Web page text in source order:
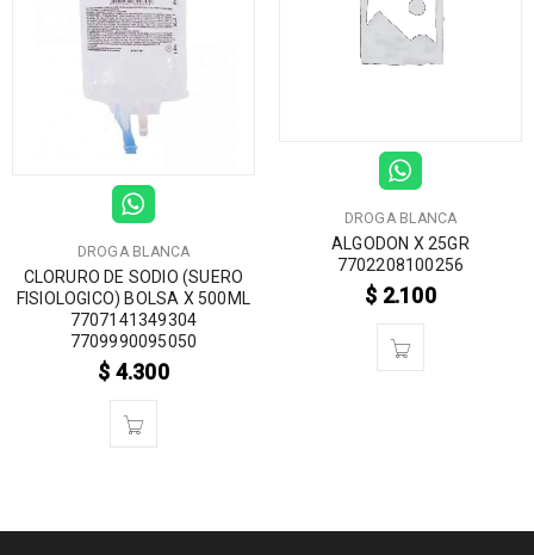
DROGA BLANCA
CLORURO DE SODIO (SUERO
FISIOLOGICO) BOLSA X 500ML
7707141349304
7709990095050
$ 4.300
DROGA BLANCA
ALGODON X 25GR
7702208100256
$ 2.100